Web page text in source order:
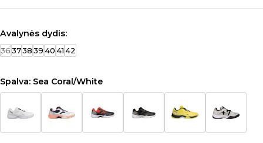
Avalynės dydis:
36373839404142
Spalva: Sea Coral/White